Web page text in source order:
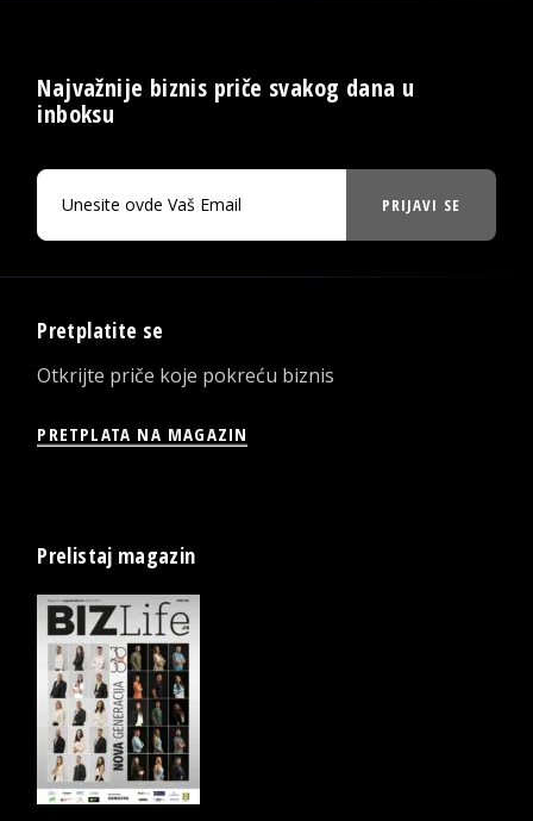
Najvažnije biznis priče svakog dana u
inboksu
PRIJAVI SE
Pretplatite se
Otkrijte priče koje pokreću biznis
PRETPLATA NA MAGAZIN
Prelistaj magazin